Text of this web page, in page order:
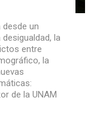
un
la
entre
la
de la UNAM